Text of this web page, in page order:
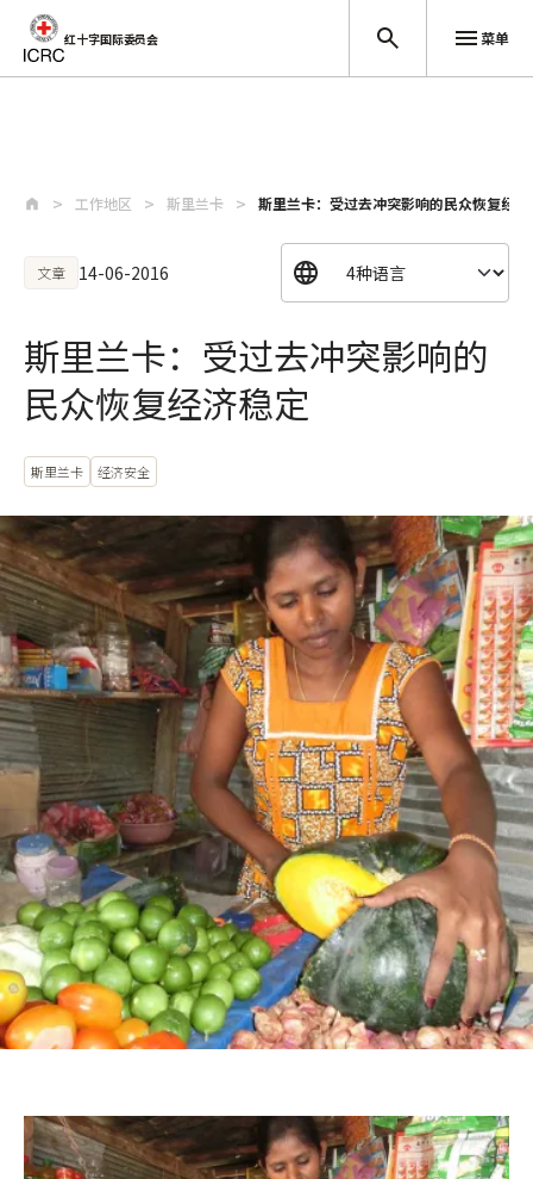
红十字国际委员会 菜单
工作地区 斯里兰卡 斯里兰卡：受过去冲突影响的民众恢复经济
文章 14-06-2016
斯里兰卡：受过去冲突影响的
民众恢复经济稳定
斯里兰卡 经济安全